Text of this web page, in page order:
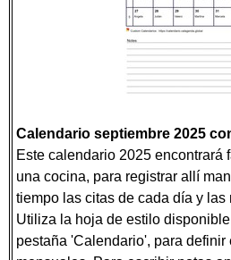
Calendario septiembre 2025
Este calendario 2025 encontrará
una cocina, para registrar allí
tiempo las citas de cada día y las
Utiliza la hoja de estilo
pestaña 'Calendario', para